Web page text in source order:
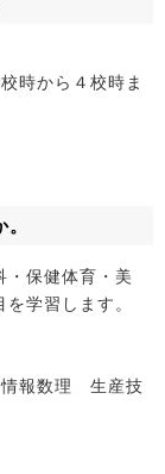
時から４校時ま
・保健体育・美
学習します。
報数理 生産技